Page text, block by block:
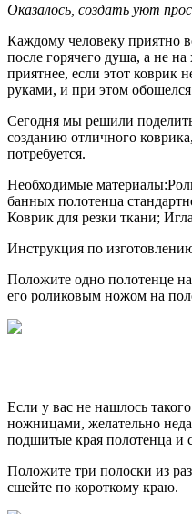
Оказалось, создать уют
Каждому человеку приятно
после горячего душа, а не
приятнее, если этот коврик
руками, и при этом
Сегодня мы решили
созданию отличного
потребуется.
Необходимые
банных полотенца
Коврик для резки ткани;
Инструкция по
Положите одно полотенце
его роликовым ножом на
Если у вас не нашлось
ножницами, желательно
подшитые края полотенца и
Положите три полоски из
сшейте по короткому краю.